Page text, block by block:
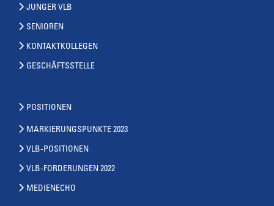
JUNGER VLB
SENIOREN
KONTAKTKOLLEGEN
GESCHÄFTSSTELLE
POSITIONEN
MARKIERUNGSPUNKTE 2023
VLB-POSITIONEN
VLB-FORDERUNGEN 2022
MEDIENECHO